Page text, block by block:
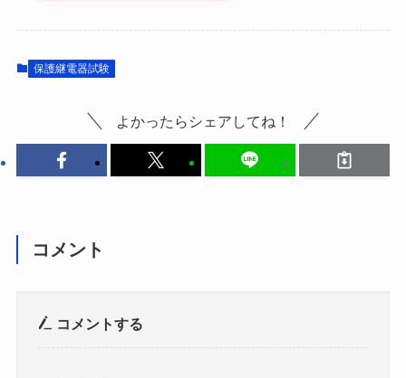
保護継電器試験
よかったらシェアしてね！
コメント
コメントする